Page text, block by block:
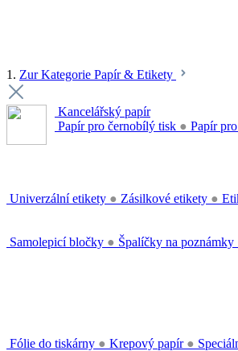
1. Zur Kategorie Papír & Etikety
Kancelářský papír
Papír pro černobílý tisk ● Papír
Univerzální etikety ● Zásilkové etikety ●
Samolepicí bločky ● Špalíčky na poznámky
Fólie do tiskárny ● Krepový papír ●